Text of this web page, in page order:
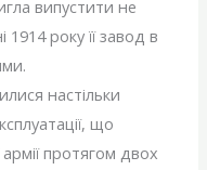
випустити не
року її завод в
настільки
що
протягом двох